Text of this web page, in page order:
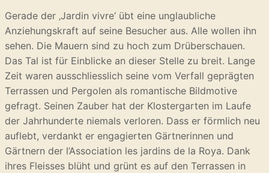
Gerade der ‚Jardin vivre‘ übt eine unglaubliche
Anziehungskraft auf seine Besucher aus. Alle wollen ihn
sehen. Die Mauern sind zu hoch zum Drüberschauen.
Das Tal ist für Einblicke an dieser Stelle zu breit. Lange
Zeit waren ausschliesslich seine vom Verfall geprägten
Terrassen und Pergolen als romantische Bildmotive
gefragt. Seinen Zauber hat der Klostergarten im Laufe
der Jahrhunderte niemals verloren. Dass er förmlich neu
auflebt, verdankt er engagierten Gärtnerinnen und
Gärtnern der l’Association les jardins de la Roya. Dank
ihres Fleisses blüht und grünt es auf den Terrassen in